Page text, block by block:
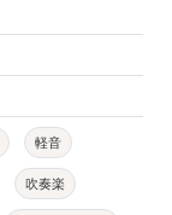
軽音
吹奏楽